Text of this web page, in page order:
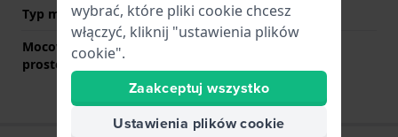
Typ mocowania
Stalowe sworznie
Mocowanie za pomocą
prostego bolca
wybrać, które pliki cookie chcesz
włączyć, kliknij "ustawienia plików
cookie".
Zaakceptuj wszystko
Ustawienia plików cookie